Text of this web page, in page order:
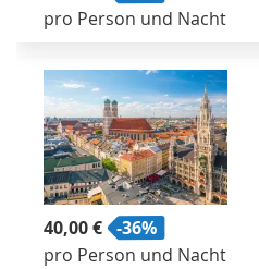
pro Person und Nacht
40,00 € -36%
pro Person und Nacht